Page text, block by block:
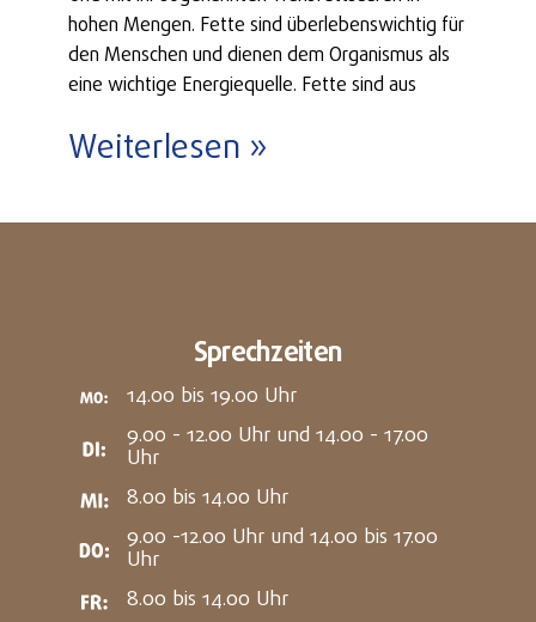
hohen Mengen. Fette sind überlebenswichtig für
den Menschen und dienen dem Organismus als
eine wichtige Energiequelle. Fette sind aus
Weiterlesen »
Sprechzeiten
14.00 bis 19.00 Uhr
9.00 - 12.00 Uhr und 14.00 - 17.00
Uhr
8.00 bis 14.00 Uhr
9.00 -12.00 Uhr und 14.00 bis 17.00
Uhr
8.00 bis 14.00 Uhr